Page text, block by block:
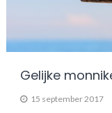
Gelijke
15 september 2017